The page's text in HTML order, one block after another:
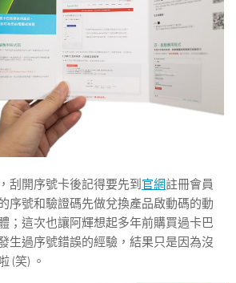
刮開序號卡後記得要先到 官網註冊會員
序號和驗證碼先做兌換產品啟動碼的動
；這次也讓阿輝想起多年前購買過卡巴
生過序號錯誤的經驗，結果只是因為沒
(笑) 。